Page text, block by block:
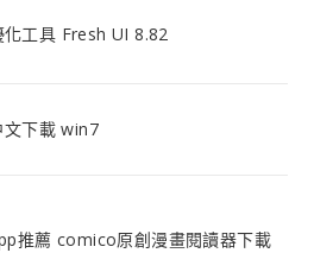
化工具 Fresh UI 8.82
下載 win7
推薦 comico原創漫畫閱讀器下載